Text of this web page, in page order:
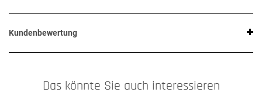
Kundenbewertung
Das könnte Sie auch interessieren